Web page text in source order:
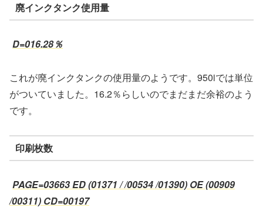
廃インクタンク使用量
D=016.28％
これが廃インクタンクの使用量のようです。950iでは単位
がついていました。16.2％らしいのでまだまだ余裕のよう
です。
印刷枚数
PAGE=03663 ED (01371 / /00534 /01390) OE (00909
/00311) CD=00197